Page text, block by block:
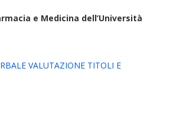
e Medicina dell’Università
VALUTAZIONE TITOLI E